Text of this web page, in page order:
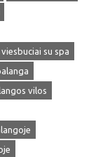
su spa
vilos